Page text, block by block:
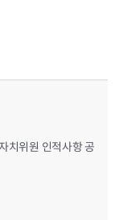
치위원 인적사항 공